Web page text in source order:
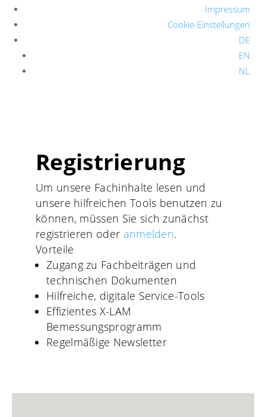
Impressum
Cookie-Einstellungen
DE
EN
NL
Registrierung
Um unsere Fachinhalte lesen und
unsere hilfreichen Tools benutzen zu
können, müssen Sie sich zunächst
registrieren oder anmelden.
Vorteile
Zugang zu Fachbeiträgen und
technischen Dokumenten
Hilfreiche, digitale Service-Tools
Effizientes X-LAM
Bemessungsprogramm
Regelmäßige Newsletter